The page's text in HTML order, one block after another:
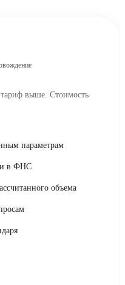
выше. Стоимость
параметрам
в ФНС
объема